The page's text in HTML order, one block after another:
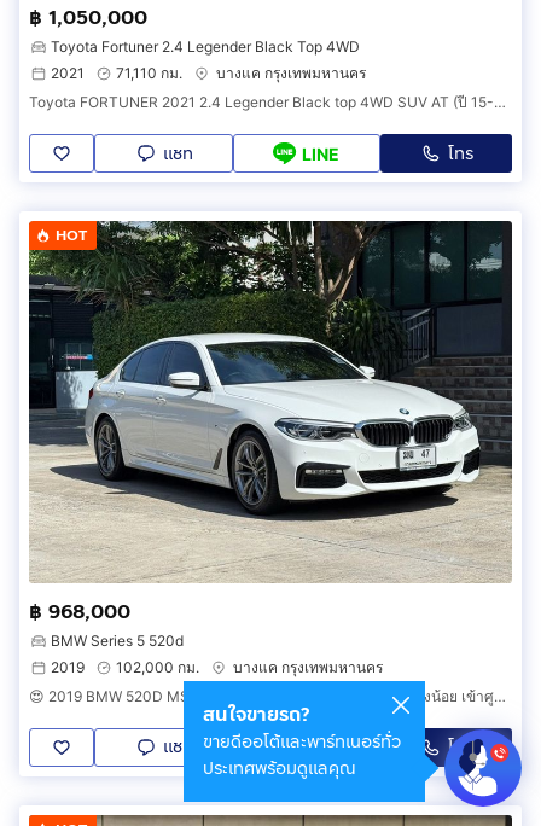
฿ 1,050,000
Toyota Fortuner 2.4 Legender Black Top 4WD
2021
71,110 กม.
บางแค กรุงเทพมหานคร
Toyota FORTUNER 2021 2.4 Legender Black top 4WD SUV AT (ปี 15-25) B4580
แชท LINE โทร
HOT
฿ 968,000
BMW Series 5 520d
2019
102,000 กม.
บางแค กรุงเทพมหานคร
😍 2019 BMW 520D MSPORT 😍 รถมือเดียวออกป้ายแดง รถวิ่งน้อย เข้าศูนย์ตรงระยะ รถไม่มีอุบัติเหตุครับ
แชท LINE โทร
สนใจขายรถ?
ขายดีออโต้และพาร์ทเนอร์ทั่ว
ประเทศพร้อมดูแลคุณ